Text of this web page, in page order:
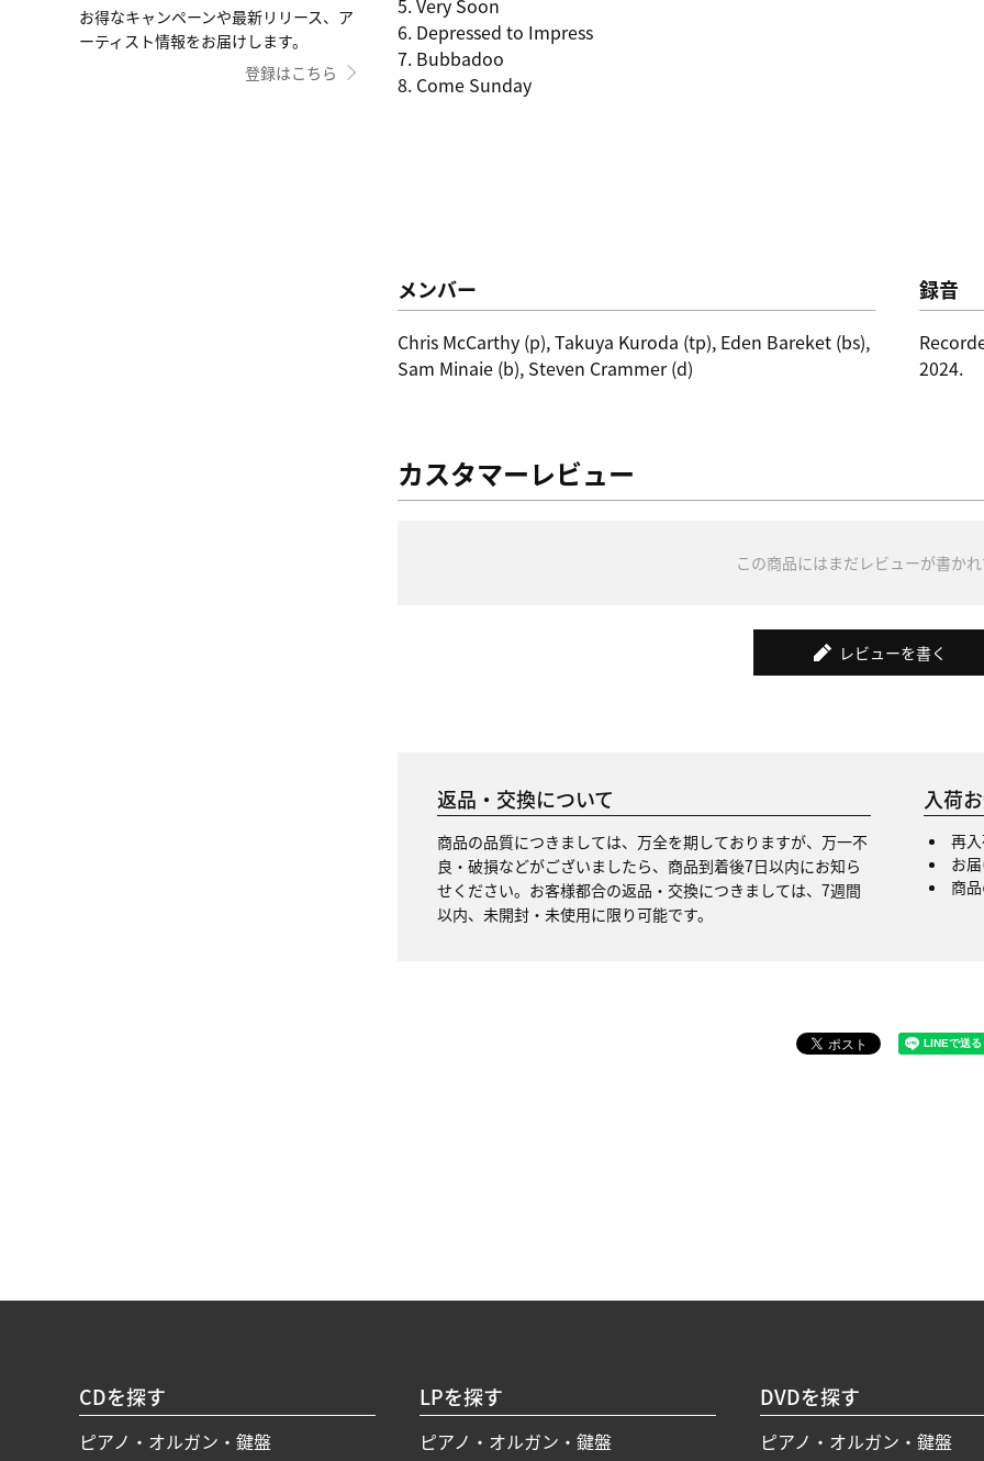
お得なキャンペーンや最新リリース、ア
ーティスト情報をお届けします。
登録はこちら
6. Depressed to Impress
7. Bubbadoo
8. Come Sunday
メンバー
Chris McCarthy (p), Takuya Kuroda (tp), Eden Bareket (bs),
Sam Minaie (b), Steven Crammer (d)
録音
2024.
カスタマーレビュー
この商品にはまだレビューが書か
レビューを書く
返品・交換について
商品の品質につきましては、万全を期しておりますが、万一不
良・破損などがございましたら、商品到着後7日以内にお知ら
せください。お客様都合の返品・交換につきましては、7週間
以内、未開封・未使用に限り可能です。
入荷
再
お
商
CDを探す
ピアノ・オルガン・鍵盤
LPを探す
ピアノ・オルガン・鍵盤
DVDを探す
ピアノ・オルガン・鍵盤